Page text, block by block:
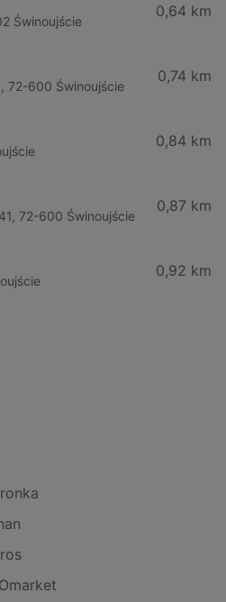
Świnoujście
0,64 km
72-600 Świnoujście
0,74 km
0,84 km
72-600 Świnoujście
0,87 km
0,92 km